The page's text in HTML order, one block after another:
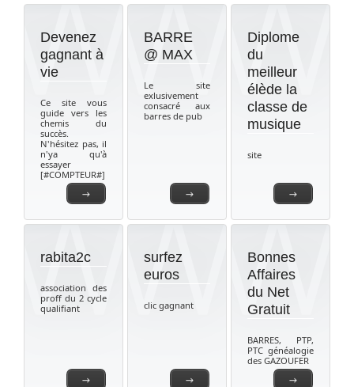
→
Devenez
gagnant à
vie
Ce site vous
guide vers les
chemis du
succès.
N'hésitez pas, il
n'ya qu'à
essayer
[#COMPTEUR#]
→
BARRE
@ MAX
Le site
exlusivement
consacré aux
barres de pub
→
Diplome
du
meilleur
élède la
classe de
musique
site
→
rabita2c
association des
proff du 2 cycle
qualifiant
→
surfez
euros
clic gagnant
→
Bonnes
Affaires
du Net
Gratuit
BARRES, PTP,
PTC généalogie
des GAZOUFER